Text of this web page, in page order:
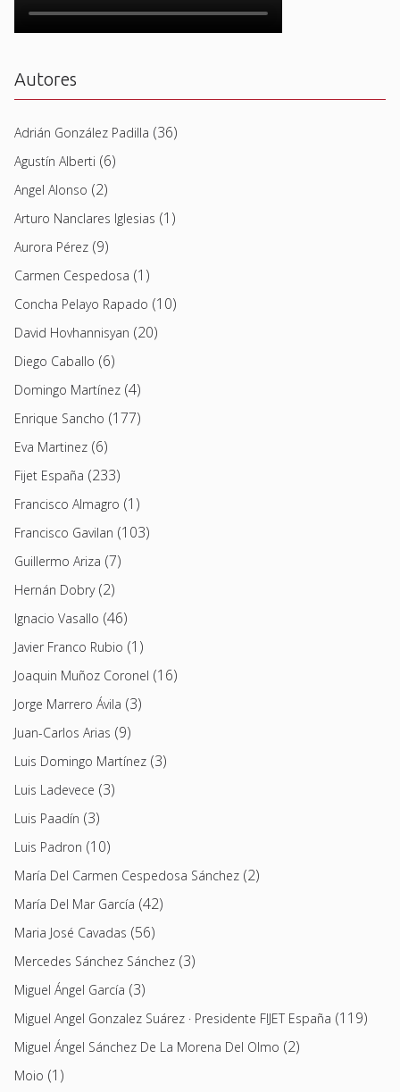
Autores
Adrián González Padilla (36)
Agustín Alberti (6)
Angel Alonso (2)
Arturo Nanclares Iglesias (1)
Aurora Pérez (9)
Carmen Cespedosa (1)
Concha Pelayo Rapado (10)
David Hovhannisyan (20)
Diego Caballo (6)
Domingo Martínez (4)
Enrique Sancho (177)
Eva Martinez (6)
Fijet España (233)
Francisco Almagro (1)
Francisco Gavilan (103)
Guillermo Ariza (7)
Hernán Dobry(2)
Ignacio Vasallo (46)
Javier Franco Rubio (1)
Joaquin Muñoz Coronel (16)
Jorge Marrero Ávila (3)
Juan-Carlos Arias (9)
Luis Domingo Martínez (3)
Luis Ladevece (3)
Luis Paadín (3)
Luis Padron (10)
María Del Carmen Cespedosa Sánchez (2)
María Del Mar García (42)
Maria José Cavadas (56)
Mercedes Sánchez Sánchez (3)
Miguel Ángel García (3)
Miguel Angel Gonzalez Suárez · Presidente FIJET España (119)
Miguel Ángel Sánchez De La Morena Del Olmo (2)
Moio (1)